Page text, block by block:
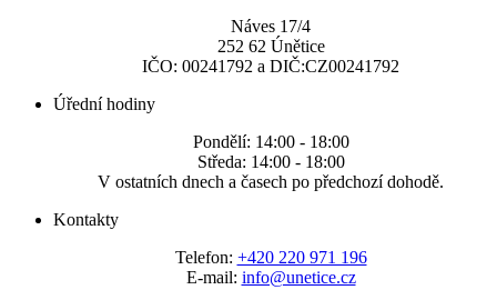
Náves 17/4
252 62 Únětice
IČO: 00241792 a DIČ:CZ00241792
Úřední hodiny
Pondělí: 14:00 - 18:00
Středa: 14:00 - 18:00
V ostatních dnech a časech po předchozí dohodě.
Kontakty
Telefon: +420 220 971 196
E-mail: info@unetice.cz